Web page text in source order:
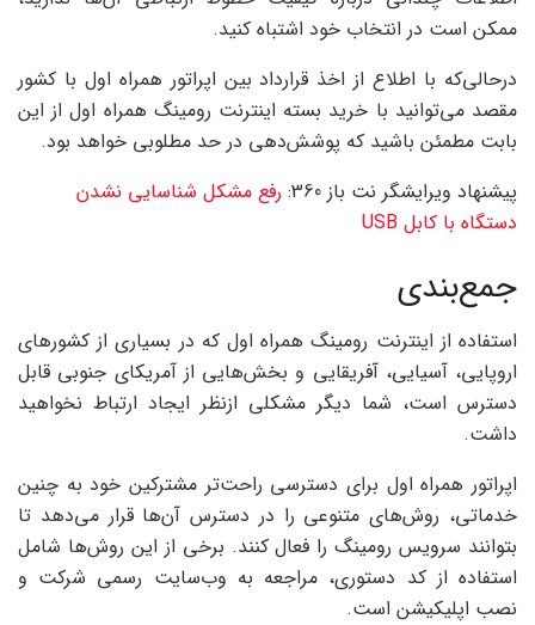
ممکن است در انتخاب خود اشتباه کنید.
درحالی‌که با اطلاع از اخذ قرارداد بین اپراتور همراه اول با کشور
مقصد می‌توانید با خرید بسته اینترنت رومینگ همراه اول از این
بابت مطمئن باشید که پوشش‌دهی در حد مطلوبی خواهد بود.
پیشنهاد ویرایشگر نت باز 360:
رفع مشکل شناسایی نشدن
دستگاه با کابل USB
جمع‌بندی
استفاده از اینترنت رومینگ همراه اول که در بسیاری از کشورهای
اروپایی، آسیایی، آفریقایی و بخش‌هایی از آمریکای جنوبی قابل
دسترس است، شما دیگر مشکلی ازنظر ایجاد ارتباط نخواهید
داشت.
اپراتور همراه اول برای دسترسی راحت‌تر مشترکین خود به چنین
خدماتی، روش‌های متنوعی را در دسترس آن‌ها قرار می‌دهد تا
بتوانند سرویس رومینگ را فعال کنند. برخی از این روش‌ها شامل
استفاده از کد دستوری، مراجعه به وب‌سایت رسمی شرکت و
نصب اپلیکیشن است.